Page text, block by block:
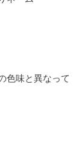
色味と異なって